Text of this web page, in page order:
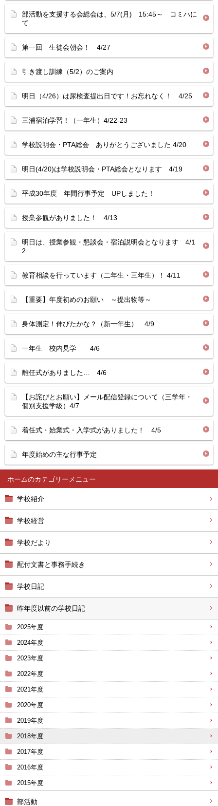
ホーム
学校紹介
学校経営
学校だより
配付文書と事務手続き
学校日記
昨年度以前の学校日記
2025年度
2024年度
2023年度
2022年度
2021年度
2020年度
2019年度
2018年度
2017年度
2016年度
2015年度
部活動
部活動を支援する会総会は、5/7(月) 15:45～ コミハに
て
第一回 生徒会朝会！ 4/27
引き渡し訓練（5/2）のご案内
明日（4/26）は尿検査提出日です！お忘れなく！ 4/25
三浦宿泊学習！（一年生）4/22-23
学校説明会・PTA総会 ありがとうございました 4/20
明日(4/20)は学校説明会・PTA総会となります 4/19
平成30年度 年間行事予定 UPしました！
授業参観がありました！ 4/13
明日は、授業参観・懇談会・宿泊説明会となります 4/1
2
教育相談を行っています（二年生・三年生）！ 4/11
【重要】年度初めのお願い ～提出物等～
身体測定！伸びたかな？（新一年生） 4/9
一年生 校内見学 4/6
離任式がありました… 4/6
【お詫びとお願い】メール配信登録について（三学年・
個別支援学級）4/7
着任式・始業式・入学式がありました！ 4/5
年度始めの主な行事予定